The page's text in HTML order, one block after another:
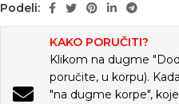
Podeli:
KAKO PORUČITI?
Klikom na dugme
poručite, u korpu).
"na dugme korpe",